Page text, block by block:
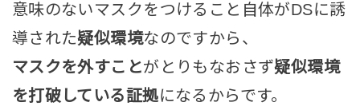
意味のないマスクをつけること自体がDSに誘
導された疑似環境なのですから、
マスクを外すことがとりもなおさず疑似環境
を打破している証拠になるからです。